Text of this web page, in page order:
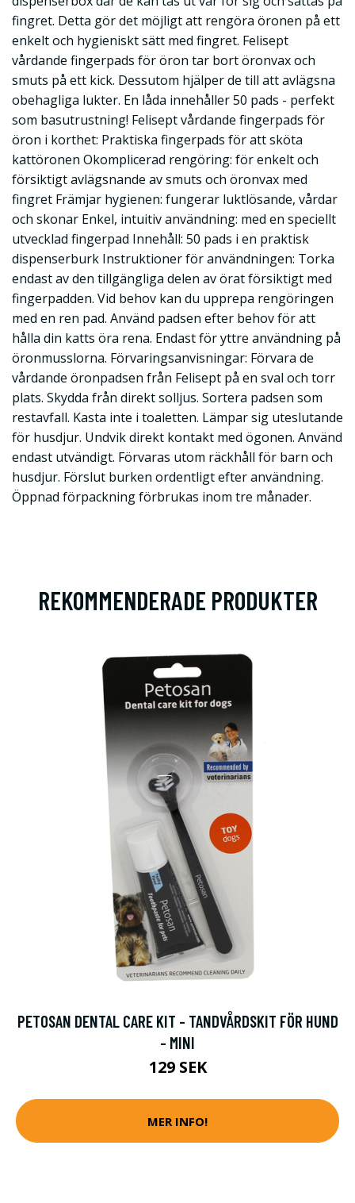
fingret. Detta gör det möjligt att rengöra öronen på ett
enkelt och hygieniskt sätt med fingret. Felisept
vårdande fingerpads för öron tar bort öronvax och
smuts på ett kick. Dessutom hjälper de till att avlägsna
obehagliga lukter. En låda innehåller 50 pads - perfekt
som basutrustning! Felisept vårdande fingerpads för
öron i korthet: Praktiska fingerpads för att sköta
kattöronen Okomplicerad rengöring: för enkelt och
försiktigt avlägsnande av smuts och öronvax med
fingret Främjar hygienen: fungerar luktlösande, vårdar
och skonar Enkel, intuitiv användning: med en speciellt
utvecklad fingerpad Innehåll: 50 pads i en praktisk
dispenserburk Instruktioner för användningen: Torka
endast av den tillgängliga delen av örat försiktigt med
fingerpadden. Vid behov kan du upprepa rengöringen
med en ren pad. Använd padsen efter behov för att
hålla din katts öra rena. Endast för yttre användning på
öronmusslorna. Förvaringsanvisningar: Förvara de
vårdande öronpadsen från Felisept på en sval och torr
plats. Skydda från direkt solljus. Sortera padsen som
restavfall. Kasta inte i toaletten. Lämpar sig uteslutande
för husdjur. Undvik direkt kontakt med ögonen. Använd
endast utvändigt. Förvaras utom räckhåll för barn och
husdjur. Förslut burken ordentligt efter användning.
Öppnad förpackning förbrukas inom tre månader.
REKOMMENDERADE PRODUKTER
PETOSAN DENTAL CARE KIT - TANDVÅRDSKIT FÖR HUND
- MINI
129 SEK
MER INFO!